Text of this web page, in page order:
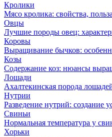
Кролики
Мясо кролика: свойства,
Овцы
Лучшие породы овец:
Коровы
Выращивание бычков:
Козы
Содержание коз: нюансы
Лошади
Ахалтекинская порода
Нутрии
Разведение нутрий: создание
Свиньи
Нормальная температура у
Хорьки